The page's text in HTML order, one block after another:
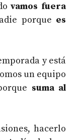
vamos fuera
porque es
y está
un equipo
suma al
hacerlo